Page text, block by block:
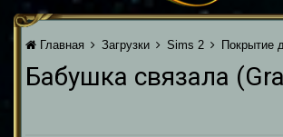
Главная Загрузки Sims 2 Покрытие
Бабушка связала